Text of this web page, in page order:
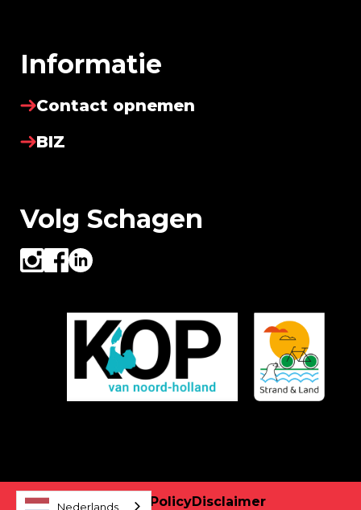
Informatie
Contact opnemen
BIZ
Volg Schagen
Privacy PolicyDisclaimer
Nederlands